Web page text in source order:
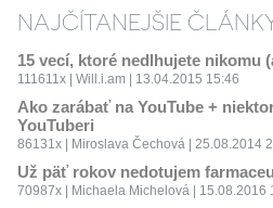
NAJČÍTANEJŠIE
15 vecí, ktoré nedlhujete nikomu
111611x | Will.i.am | 13.04.2015 15:46
Ako zarábať na YouTube +
YouTuberi
86131x | Miroslava Čechová | 25.08.2014
Už päť rokov nedotujem
70987x | Michaela Michelová | 15.08.2016